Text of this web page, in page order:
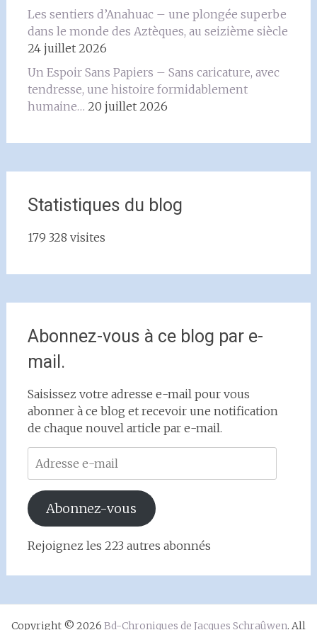
Les sentiers d’Anahuac – une plongée superbe
dans le monde des Aztèques, au seizième siècle
24 juillet 2026
Un Espoir Sans Papiers – Sans caricature, avec
tendresse, une histoire formidablement
humaine… 20 juillet 2026
Statistiques du blog
179 328 visites
Abonnez-vous à ce blog par e-
mail.
Saisissez votre adresse e-mail pour vous
abonner à ce blog et recevoir une notification
de chaque nouvel article par e-mail.
Adresse
e-
mail
Abonnez-vous
Rejoignez les 223 autres abonnés
Copyright © 2026 Bd-Chroniques de Jacques Schraûwen. All